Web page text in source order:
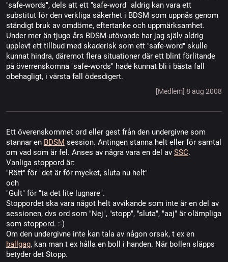
"safe-words", dels att ett "safe-word" aldrig kan vara ett
substitut för den verkliga säkerhet i BDSM som uppnås genom
ständigt bruk av omdöme, eftertanke och uppmärksamhet.
Under mer än tjugo års BDSM-utövande har jag själv aldrig
upplevt ett tillbud med skaderisk som ett "safe-word" skulle
kunnat hindra, däremot flera situationer där ett blint förlitande
på överrenskomna "safe-words" hade kunnat bli i bästa fall
obehagligt, i värsta fall ödesdigert.
[Medlem] 8 aug 2008
Ett överenskommet ord eller gest från den undergivne som
stannar en BDSM session. Antingen stanna helt eller för samtal
om vad som är fel. Anses av några vara en del av SSC.
Vanliga stoppord är:
"Rött" för "det är för mycket, sluta nu helt"
och
"Gult" för "ta det lite lugnare".
Stoppordet ska vara något helt avvikande som inte är en del av
sessionen, dvs ord som "Nej", "stopp", "sluta", "aaj" är olämpliga
som stoppord. :-)
Om den undergivne inte kan tala av någon orsak, t ex en
ballgag, kan man t ex hålla en boll i handen. När bollen släpps
betyder det Stopp.